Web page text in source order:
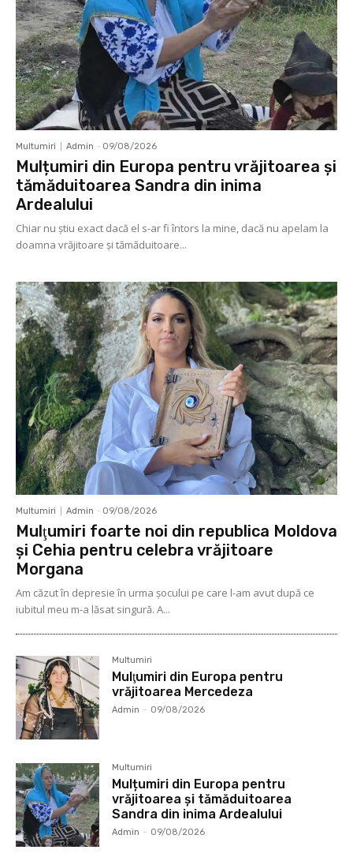
Multumiri Admin - 09/08/2026
Mulțumiri din Europa pentru vrăjitoarea și
tămăduitoarea Sandra din inima
Ardealului
Chiar nu știu exact dacă el s-ar fi întors la mine, dacă nu apelam la
doamna vrăjitoare și tămăduitoare...
Multumiri Admin - 09/08/2026
Mulţumiri foarte noi din republica Moldova
și Cehia pentru celebra vrăjitoare
Morgana
Am căzut în depresie în urma șocului pe care l-am avut după ce
iubitul meu m-a lăsat singură. A...
Multumiri
Mulţumiri din Europa pentru
vrăjitoarea Mercedeza
Admin - 09/08/2026
Multumiri
Mulțumiri din Europa pentru
vrăjitoarea și tămăduitoarea
Sandra din inima Ardealului
Admin - 09/08/2026